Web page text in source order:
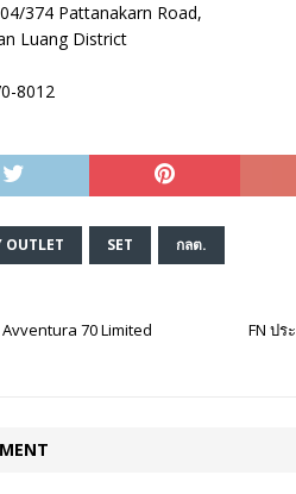
374 Pattanakarn Road,
Luang District
8012
OUTLET SET กลต.
70 Limited
FN ปร